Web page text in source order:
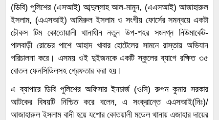
(ডিবি) পুলিশের (এসআই) আব্দুল্লাহ আল-মামুন, (এএসআই) আজাহারুল
ইসলাম, (এএসআই) আমিরুল ইসলাম ও সংগীয় ফোর্সের সমন্বয়ে একটা
চৌকস টিম কোতোয়ালী থানাধীন নতুন উপ-শহর সংলগ্ন নিউমার্কেট-
পালবাড়ী রোডের পাশে আহাদ খাবার হোটেলের সামনে রাস্তায় অভিযান
পরিচালনা করে। এসময় ওই দুইজনকে একটি স্কুলের ব্যাগে রক্ষিত ৩৫
বোতল ফেনসিডিলসহ গ্রেফতার করা হয়।
এ ব্যাপারে ডিবি পুলিশের অফিসার ইনচার্জ (ওসি) রুপন কুমার সরকার
আটকের বিষয়টি নিশ্চিত করে বলেন, এ সংক্রান্তে এএসআই(নিঃ)/
আজাহারুল ইসলাম বাদী হয়ে যশোর কোতয়ালী মডেল থানায় এজাহার দায়ের